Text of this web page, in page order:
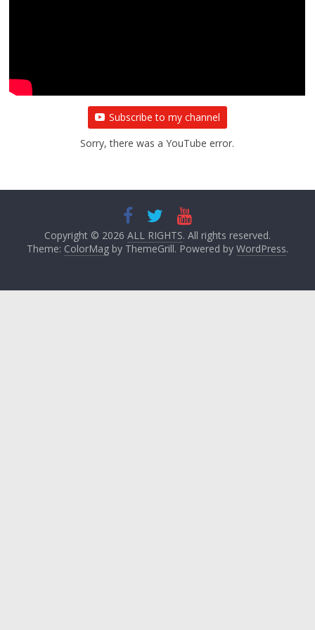
Subscribe to my channel
Sorry, there was a YouTube error.
Copyright © 2026 ALL RIGHTS. All rights reserved.
Theme: ColorMagby ThemeGrill. Powered by WordPress.